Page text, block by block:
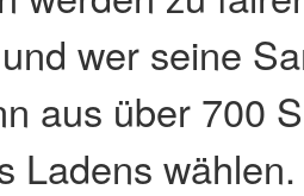
wer seine
aus über 700
Ladens wählen.